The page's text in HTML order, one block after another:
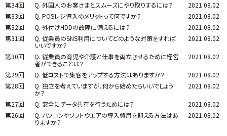
第34回 Q. 外国人のお客さまとスムーズにやり取りするには？
2021.08.02
第33回
Q. POSレジ導入のメリットって何ですか？
2021.08.02
第32回
Q. 外付けHDDの故障に備えるには？
2021.08.02
第31回
Q. 従業員のSNS利用についてどのような対策をすれば
いいですか？
2021.08.02
第30回
Q. 従業員の育児や介護と仕事を両立させるために経営
者ができることは？
2021.08.02
第29回 Q. 低コストで集客をアップする方法はありますか？
2021.08.02
第28回
Q. 独立を考えていますが、何から始めたらいいでしょう
か？
2021.08.02
第27回 Q. 安全にデータ共有を行うためには？
2021.08.02
第26回
Q. パソコンやソフトウエアの導入費用を抑える方法はあ
りますか？
2021.08.02